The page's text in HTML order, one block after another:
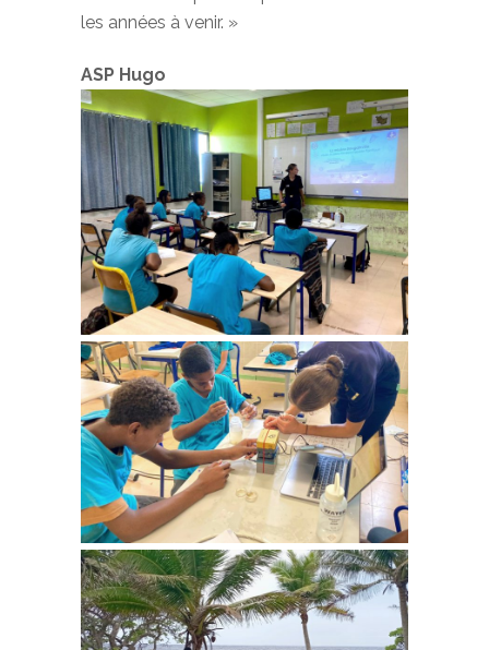
les années à venir. »
ASP Hugo